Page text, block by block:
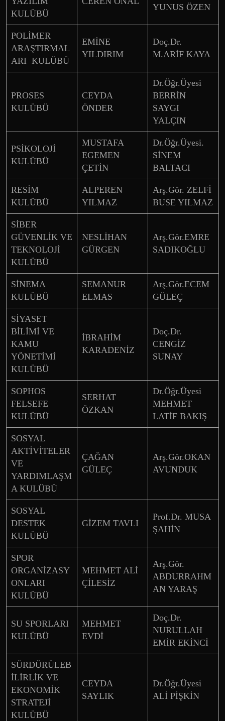
KULÜBÜ
YUNUS ÖZEN
POLİMER
ARAŞTIRMAL
ARI KULÜBÜ
EMİNE
YILDIRIM
Doç.Dr.
M.ARİF KAYA
PROSES
KULÜBÜ
CEYDA
ÖNDER
Dr.Öğr.Üyesi
BERRİN
SAYGI
YALÇIN
PSİKOLOJİ
KULÜBÜ
MUSTAFA
EGEMEN
ÇETİN
Dr.Öğr.Üyesi.
SİNEM
BALTACI
RESİM
KULÜBÜ
ALPEREN
YILMAZ
Arş.Gör. ZELFİ
BUSE YILMAZ
SİBER
GÜVENLİK VE
TEKNOLOJİ
KULÜBÜ
NESLİHAN
GÜRGEN
Arş.Gör.EMRE
SADIKOĞLU
SİNEMA
KULÜBÜ
SEMANUR
ELMAS
Arş.Gör.ECEM
GÜLEÇ
SİYASET
BİLİMİ VE
KAMU
YÖNETİMİ
KULÜBÜ
İBRAHİM
KARADENİZ
Doç.Dr.
CENGİZ
SUNAY
SOPHOS
FELSEFE
KULÜBÜ
SERHAT
ÖZKAN
Dr.Öğr.Üyesi
MEHMET
LATİF BAKIŞ
SOSYAL
AKTİVİTELER
VE
YARDIMLAŞM
A KULÜBÜ
ÇAĞAN
GÜLEÇ
Arş.Gör.OKAN
AVUNDUK
SOSYAL
DESTEK
KULÜBÜ
GİZEM TAVLI
Prof.Dr. MUSA
ŞAHİN
SPOR
ORGANİZASY
ONLARI
KULÜBÜ
MEHMET ALİ
ÇİLESİZ
Arş.Gör.
ABDURRAHM
AN YARAŞ
SU SPORLARI
KULÜBÜ
MEHMET
EVDİ
Doç.Dr.
NURULLAH
EMİR EKİNCİ
SÜRDÜRÜLEB
İLİRLİK VE
EKONOMİK
STRATEJİ
KULÜBÜ
CEYDA
SAYLIK
Dr.Öğr.Üyesi
ALİ PİŞKİN